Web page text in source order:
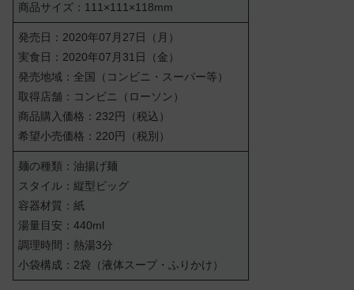
商品サイズ：111×111×118mm
発売日：2020年07月27日（月）
実食日：2020年07月31日（金）
発売地域：全国（コンビニ・スーパー等）
取得店舗：コンビニ（ローソン）
商品購入価格：232円（税込）
希望小売価格：220円（税別）
麺の種類：油揚げ麺
スタイル：縦型ビッグ
容器材質：紙
湯量目安：440ml
調理時間：熱湯3分
小袋構成：2袋（液体スープ・ふりかけ）